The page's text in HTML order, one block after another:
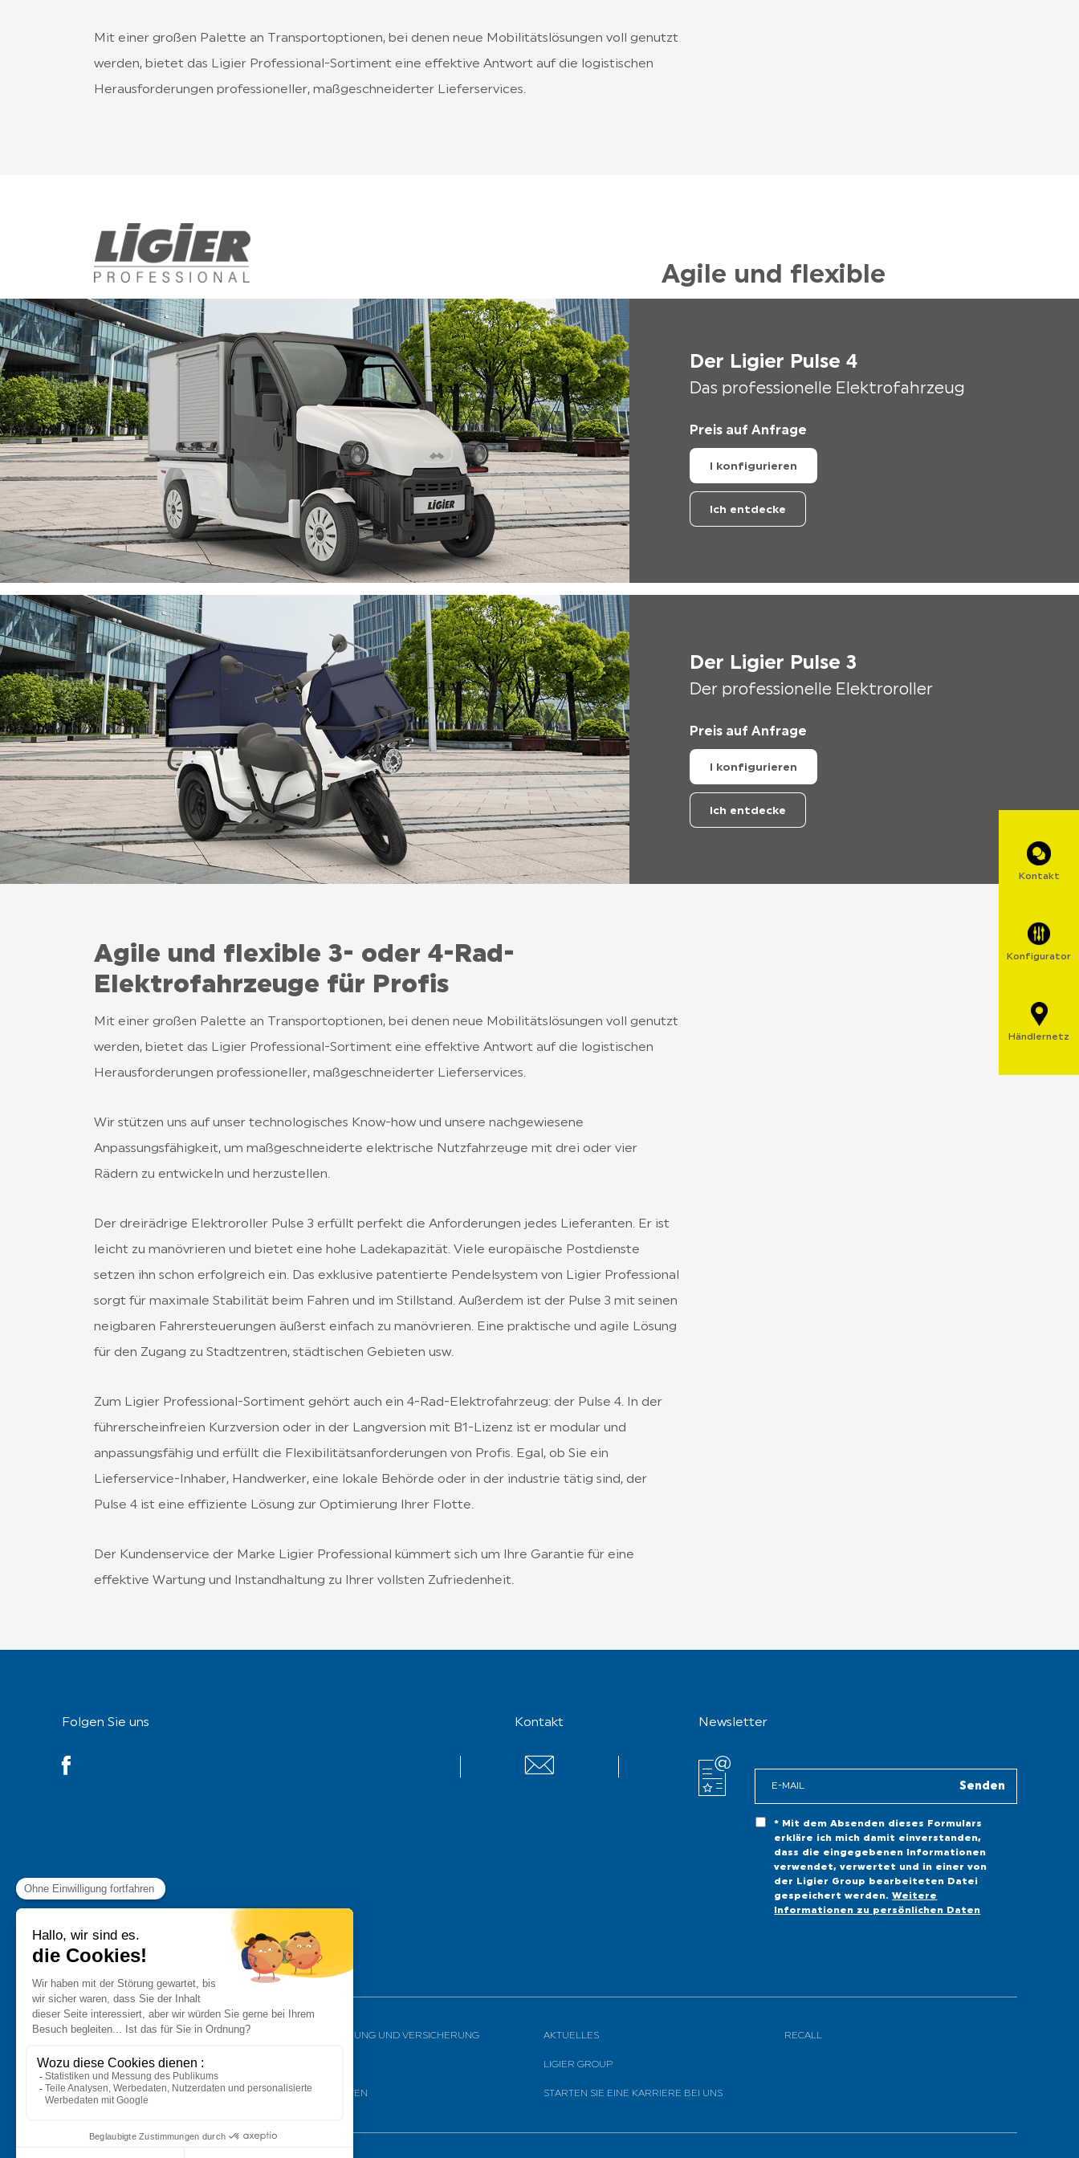
Mit einer großen Palette an Transportoptionen, bei denen neue Mobilitätslösungen voll genutzt
werden, bietet das Ligier Professional-Sortiment eine effektive Antwort auf die logistischen
Herausforderungen professioneller, maßgeschneiderter Lieferservices.
Agile und flexible
Der Ligier Pulse 4
Das professionelle Elektrofahrzeug
Preis auf Anfrage
I konfigurieren
Ich entdecke
Der Ligier Pulse 3
Der professionelle Elektroroller
Preis auf Anfrage
I konfigurieren
Ich entdecke
Agile und flexible 3- oder 4-Rad-
Elektrofahrzeuge für Profis
Mit einer großen Palette an Transportoptionen, bei denen neue Mobilitätslösungen voll genutzt
werden, bietet das Ligier Professional-Sortiment eine effektive Antwort auf die logistischen
Herausforderungen professioneller, maßgeschneiderter Lieferservices.
Wir stützen uns auf unser technologisches Know-how und unsere nachgewiesene
Anpassungsfähigkeit, um maßgeschneiderte elektrische Nutzfahrzeuge mit drei oder vier
Rädern zu entwickeln und herzustellen.
Der dreirädrige Elektroroller Pulse 3 erfüllt perfekt die Anforderungen jedes Lieferanten. Er ist
leicht zu manövrieren und bietet eine hohe Ladekapazität. Viele europäische Postdienste
setzen ihn schon erfolgreich ein. Das exklusive patentierte Pendelsystem von Ligier Professional
sorgt für maximale Stabilität beim Fahren und im Stillstand. Außerdem ist der Pulse 3 mit seinen
neigbaren Fahrersteuerungen äußerst einfach zu manövrieren. Eine praktische und agile Lösung
für den Zugang zu Stadtzentren, städtischen Gebieten usw.
Zum Ligier Professional-Sortiment gehört auch ein 4-Rad-Elektrofahrzeug: der Pulse 4. In der
führerscheinfreien Kurzversion oder in der Langversion mit B1-Lizenz ist er modular und
anpassungsfähig und erfüllt die Flexibilitätsanforderungen von Profis. Egal, ob Sie ein
Lieferservice-Inhaber, Handwerker, eine lokale Behörde oder in der industrie tätig sind, der
Pulse 4 ist eine effiziente Lösung zur Optimierung Ihrer Flotte.
Der Kundenservice der Marke Ligier Professional kümmert sich um Ihre Garantie für eine
effektive Wartung und Instandhaltung zu Ihrer vollsten Zufriedenheit.
Kontakt
Konfigurator
Händlernetz
Folgen Sie uns Kontakt Newsletter
* Mit dem Absenden dieses Formulars
erkläre ich mich damit einverstanden,
dass die eingegebenen Informationen
verwendet, verwertet und in einer von
der Ligier Group bearbeiteten Datei
gespeichert werden.Weitere
Informationen zu persönlichen Daten
NEUFAHRZEUGE
HÄNDLERNETZ
AFTER-SALES
FINANZIERUNG UND VERSICHERUNG
NEUIGKEITEN
AKTUELLES
LIGIER GROUP
STARTEN SIE EINE KARRIERE BEI UNS
RECALL